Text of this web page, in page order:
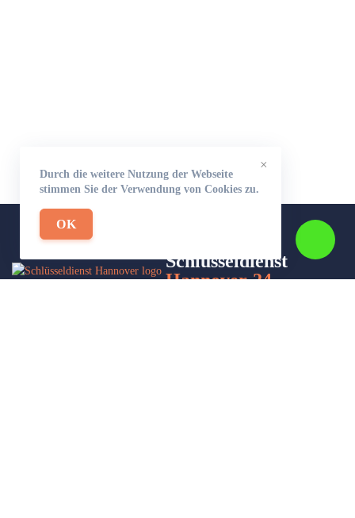
×
Durch die weitere Nutzung der Webseite
stimmen Sie der Verwendung von Cookies zu.
OK
Schlüsseldienst
Hannover-24